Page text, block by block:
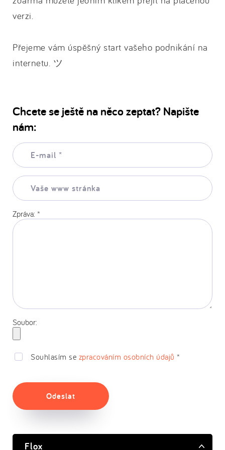
verzi.
Přejeme vám úspěšný start vašeho podnikání na
internetu. ツ
Chcete se ještě na něco zeptat? Napište
nám:
E-
mail:
Vaše
www
stránka:
Zpráva: *
Soubor:
Souhlasím se zpracováním osobních údajů *
Odeslat
Flox